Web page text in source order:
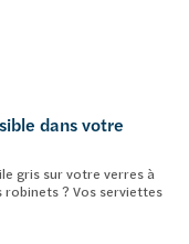
dans votre
gris sur votre verres à
robinets ? Vos serviettes